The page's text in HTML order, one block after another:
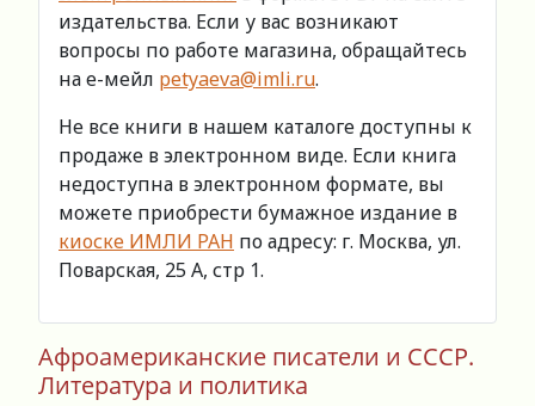
издательства. Если у вас возникают
вопросы по работе магазина, обращайтесь
на е-мейл petyaeva@imli.ru.
Не все книги в нашем каталоге доступны к
продаже в электронном виде. Если книга
недоступна в электронном формате, вы
можете приобрести бумажное издание в
киоске ИМЛИ РАН по адресу: г. Москва, ул.
Поварская, 25 А, стр 1.
Афроамериканские писатели и СССР.
Литература и политика